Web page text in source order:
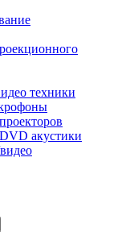
техники
акустики